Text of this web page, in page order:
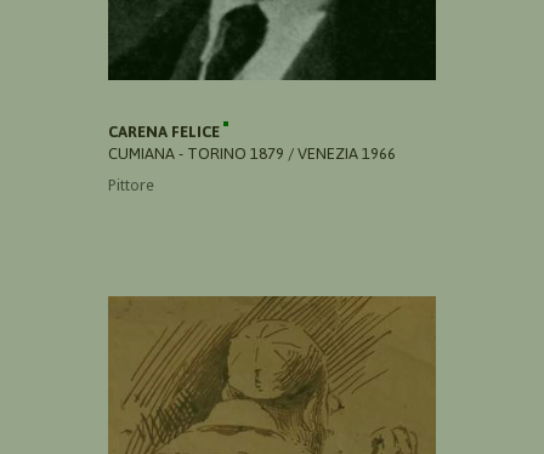
CARENA FELICE
CUMIANA - TORINO 1879 / VENEZIA 1966
Pittore